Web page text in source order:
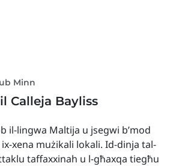
Minn
Calleja Bayliss
il-lingwa Maltija u jsegwi b’mod
xena mużikali lokali. Id-dinja tal-
taffaxxinah u l-għaxqa tiegħu